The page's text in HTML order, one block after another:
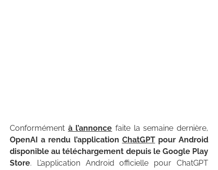
Conformément à l’annonce faite la semaine dernière,
OpenAI a rendu l’application ChatGPTpour Android
disponible au téléchargement depuis le Google Play
Store. L’application Android officielle pour ChatGPT